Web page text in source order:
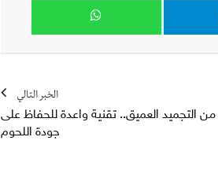
الخبر التالي
من التجميد العميق.. تقنية واعدة للحفاظ على
جودة اللحوم